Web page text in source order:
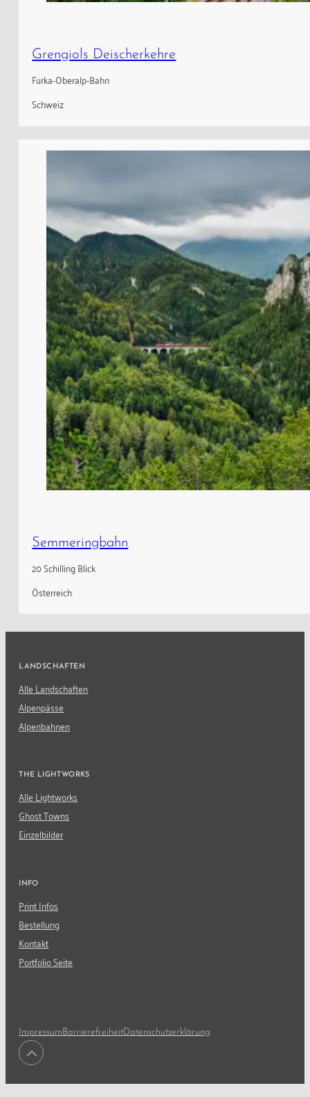
Grengiols Deischerkehre
Furka-Oberalp-Bahn
Schweiz
Semmeringbahn
20 Schilling Blick
Österreich
LANDSCHAFTEN
Alle Landschaften
Alpenpässe
Alpenbahnen
THE LIGHTWORKS
Alle Lightworks
Ghost Towns
Einzelbilder
INFO
Print Infos
Bestellung
Kontakt
Portfolio Seite
Impressum BarrierefreiheitDatenschutzerklärung